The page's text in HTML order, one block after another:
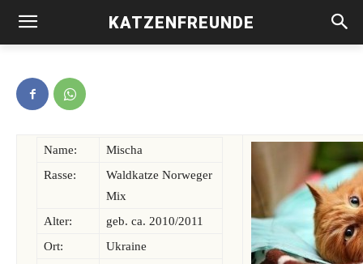
KATZENFREUNDE
Mischa -vermittelt-
Name:
Mischa
Rasse:
Waldkatze Norweger
Mix
Alter:
geb. ca. 2010/2011
Ort:
Ukraine